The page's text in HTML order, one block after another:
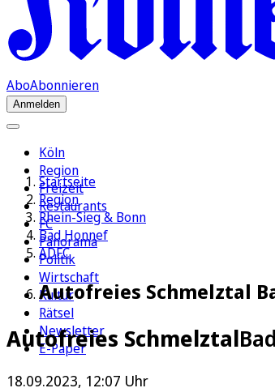
AboAbonnieren
Anmelden
Köln
Region
Freizeit
Restaurants
FC
Panorama
Politik
Wirtschaft
Kultur
Rätsel
Newsletter
E-Paper
Startseite
Region
Rhein-Sieg & Bonn
Bad Honnef
ADFC
Autofreies Schmelztal
Autofreies Schmelztal
18.09.2023, 12:07 Uhr